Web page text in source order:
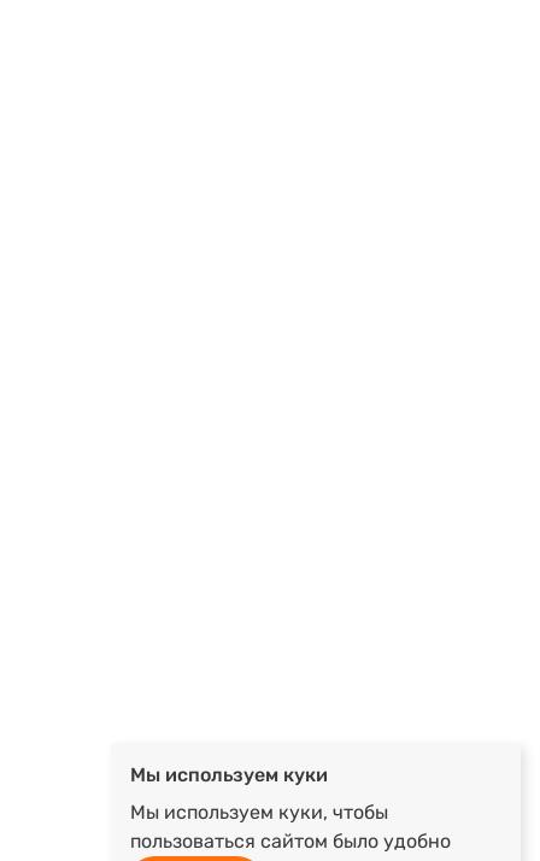
Мы используем куки
Мы используем куки, чтобы
пользоваться сайтом было удобно